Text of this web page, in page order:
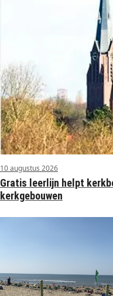
10 augustus 2026
Gratis leerlijn helpt
kerkgebouwen